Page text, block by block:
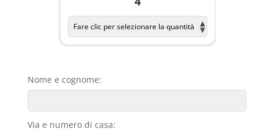
Nome e cognome:
Via e numero di casa: